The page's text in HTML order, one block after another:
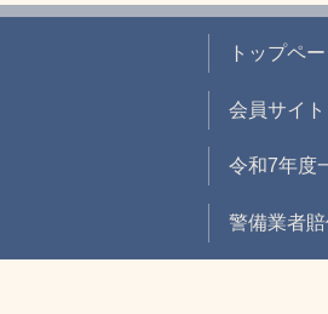
トップペ
会員サイト
令和7年度
警備業者